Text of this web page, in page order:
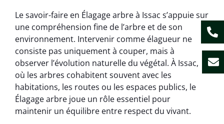
Le savoir-faire en Élagage arbre à Issac s’appuie sur
une compréhension fine de l’arbre et de son
environnement. Intervenir comme élagueur ne
consiste pas uniquement à couper, mais à
observer l’évolution naturelle du végétal. À Issac,
où les arbres cohabitent souvent avec les
habitations, les routes ou les espaces publics, le
Élagage arbre joue un rôle essentiel pour
maintenir un équilibre entre respect du vivant.